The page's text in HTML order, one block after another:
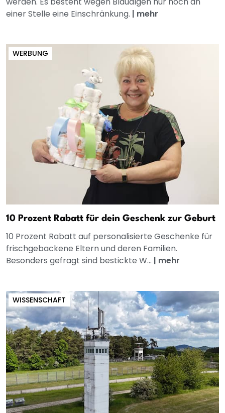
einer Stelle eine Einschränkung. | mehr
WERBUNG
10 Prozent Rabatt für dein Geschenk zur Geburt
10 Prozent Rabatt auf personalisierte Geschenke für
frischgebackene Eltern und deren Familien.
Besonders gefragt sind bestickte W... | mehr
WISSENSCHAFT